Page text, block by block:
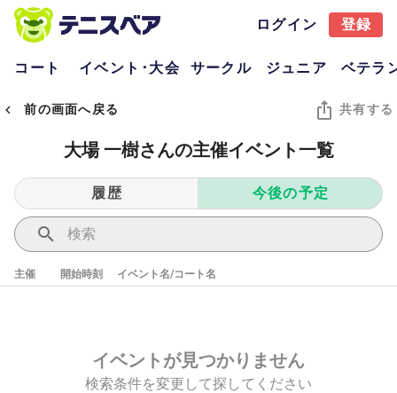
ログイン 登録
コート イベント･大会 サークル ジュニア ベテラ
前の画面へ戻る 共有する
大場 一樹さんの主催イベント一覧
履歴 今後の予定
主催 開始時刻 イベント名/コート名
イベントが見つかりません
検索条件を変更して探してください